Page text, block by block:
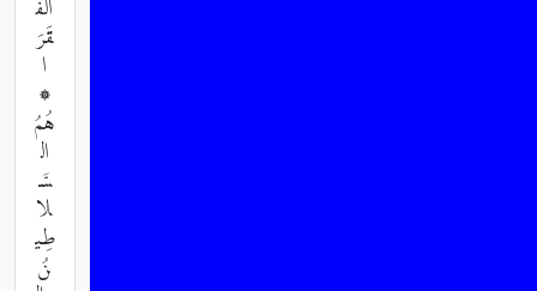
الفُ
قَرَ
ا
۞
هُمُ
ال
سَّ
لا
طِي
نُ